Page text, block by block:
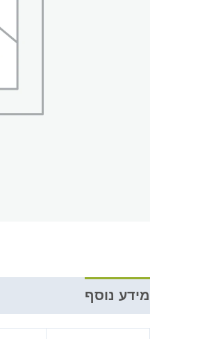
מידע נוסף